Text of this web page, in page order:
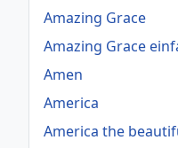
Amazing Grace
Amazing Grace
Amen
America
America the